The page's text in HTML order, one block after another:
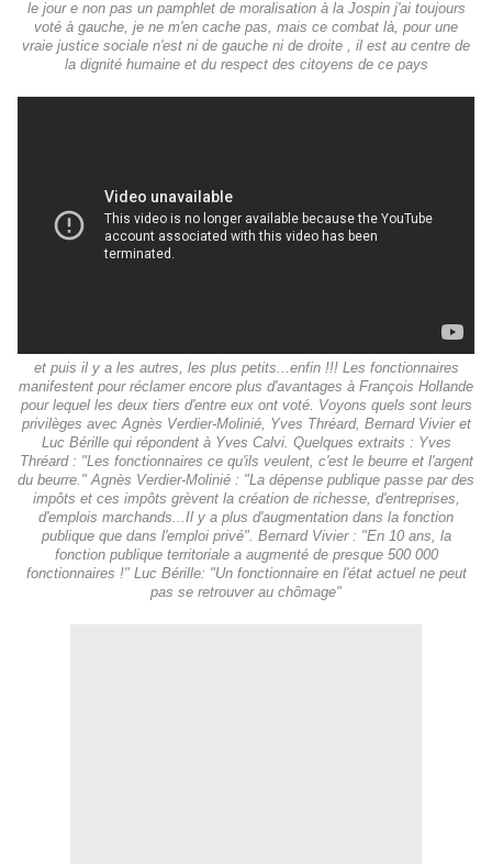
le jour e non pas un pamphlet de moralisation à la Jospin j'ai toujours
voté à gauche, je ne m'en cache pas, mais ce combat là, pour une
vraie justice sociale n'est ni de gauche ni de droite , il est au centre de
la dignité humaine et du respect des citoyens de ce pays
et puis il y a les autres, les plus petits...enfin !!! Les fonctionnaires
manifestent pour réclamer encore plus d'avantages à François Hollande
pour lequel les deux tiers d'entre eux ont voté. Voyons quels sont leurs
privilèges avec Agnès Verdier-Molinié, Yves Thréard, Bernard Vivier et
Luc Bérille qui répondent à Yves Calvi. Quelques extraits : Yves
Thréard : "Les fonctionnaires ce qu'ils veulent, c'est le beurre et l'argent
du beurre." Agnès Verdier-Molinié : "La dépense publique passe par des
impôts et ces impôts grèvent la création de richesse, d'entreprises,
d'emplois marchands...Il y a plus d'augmentation dans la fonction
publique que dans l'emploi privé". Bernard Vivier : "En 10 ans, la
fonction publique territoriale a augmenté de presque 500 000
fonctionnaires !" Luc Bérille: "Un fonctionnaire en l'état actuel ne peut
pas se retrouver au chômage"